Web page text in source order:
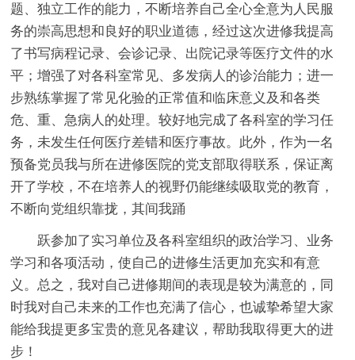
题、独立工作的能力，不断培养自己全心全意为人民服
务的崇高思想和良好的职业道德，经过这次进修我提高
了书写病程记录、会诊记录、出院记录等医疗文件的水
平；增强了对各科室常见、多发病人的诊治能力；进一
步熟练掌握了常见化验的正常值和临床意义及和各类
危、重、急病人的处理。较好地完成了各科室的学习任
务，未发生任何医疗差错和医疗事故。此外，作为一名
预备党员我与所在进修医院的党支部取得联系，保证离
开了学校，不在培养人的视野仍能继续吸取党的教育，
不断向党组织靠拢，其间我踊
跃参加了实习单位及各科室组织的政治学习、业务
学习和各项活动，使自己的进修生活更加充实和有意
义。总之，我对自己进修期间的表现是较为满意的，同
时我对自己未来的工作也充满了信心，也诚挚希望大家
能给我提更多宝贵的意见各建议，帮助我取得更大的进
步！